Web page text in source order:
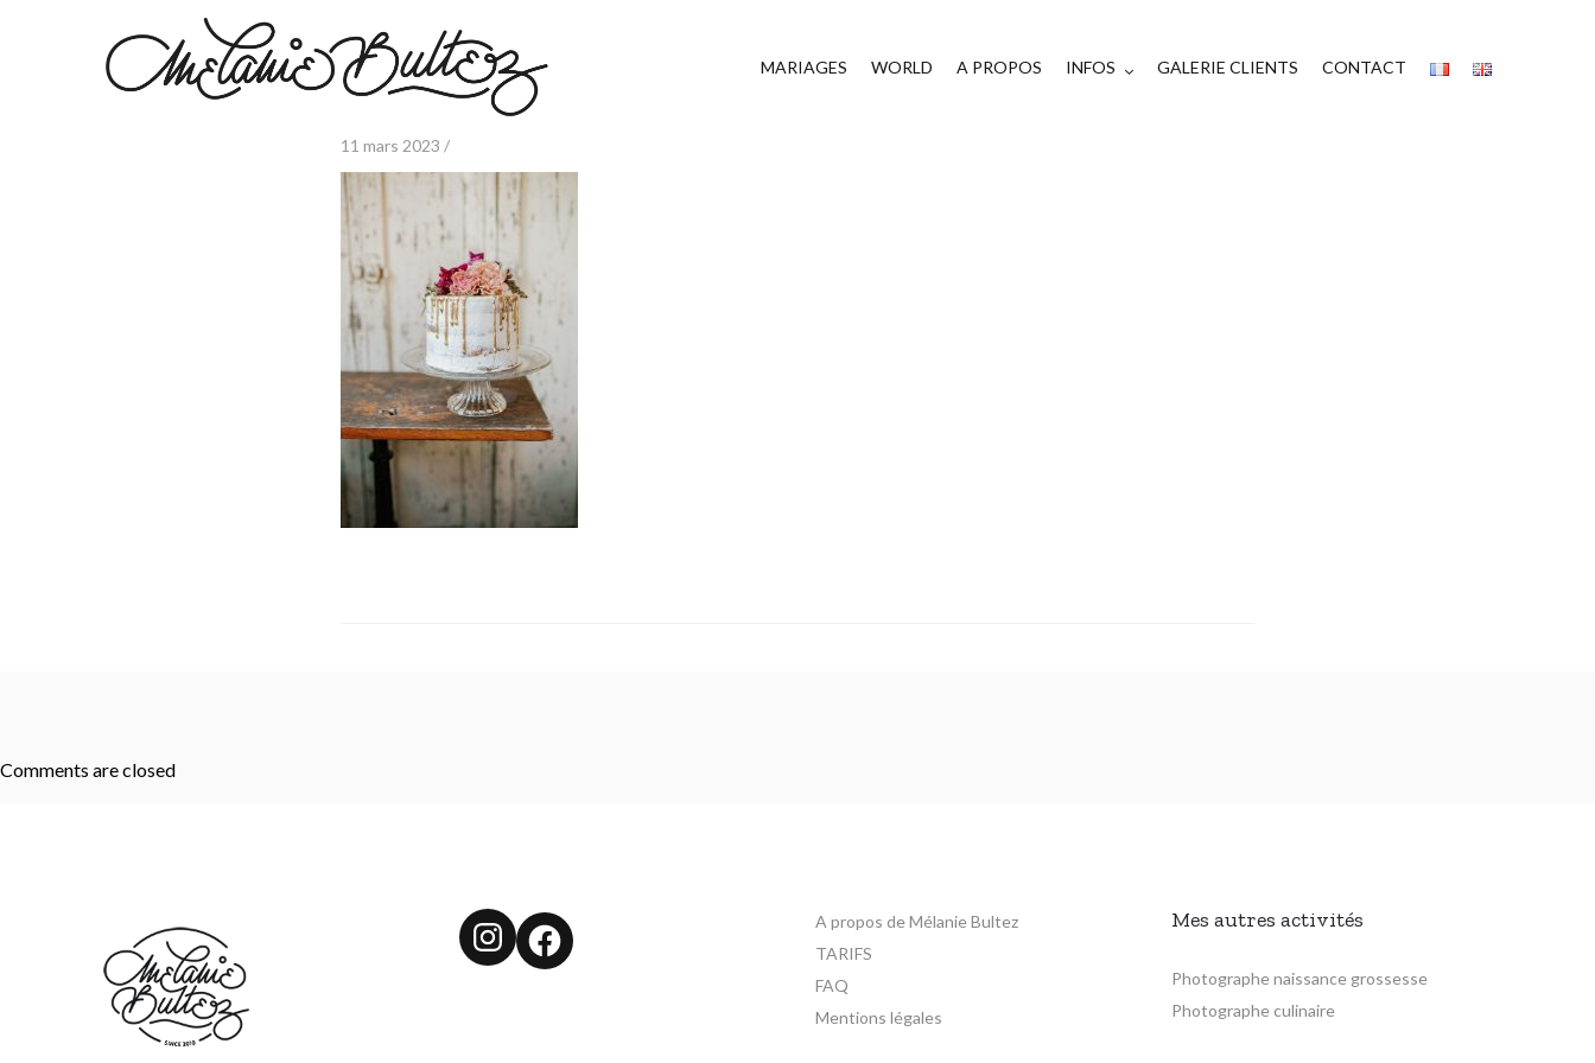
MARIAGES WORLD A PROPOS INFOS GALERIE CLIENTS CONTACT
11 mars 2023 /
Comments are closed
Instagram
Facebook
A propos de Mélanie Bultez
TARIFS
FAQ
Mentions légales
Mes autres activités
Photographe naissance grossesse
Photographe culinaire